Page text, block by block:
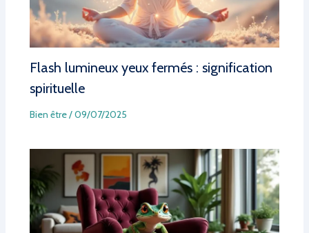
Flash lumineux yeux fermés : signification
spirituelle
Bien être/09/07/2025